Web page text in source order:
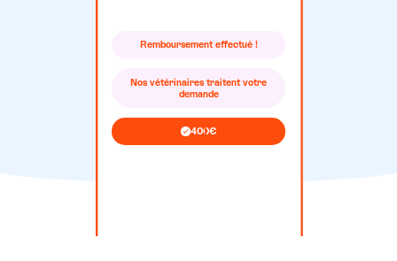
Remboursement effectué !
Nos vétérinaires traitent votre
demande
400€